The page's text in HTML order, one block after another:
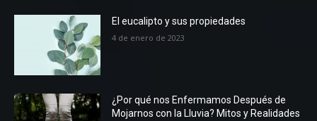
El eucalipto y sus propiedades
4 de enero de 2023
¿Por qué nos Enfermamos Después de
Mojarnos con la Lluvia? Mitos y Realidades